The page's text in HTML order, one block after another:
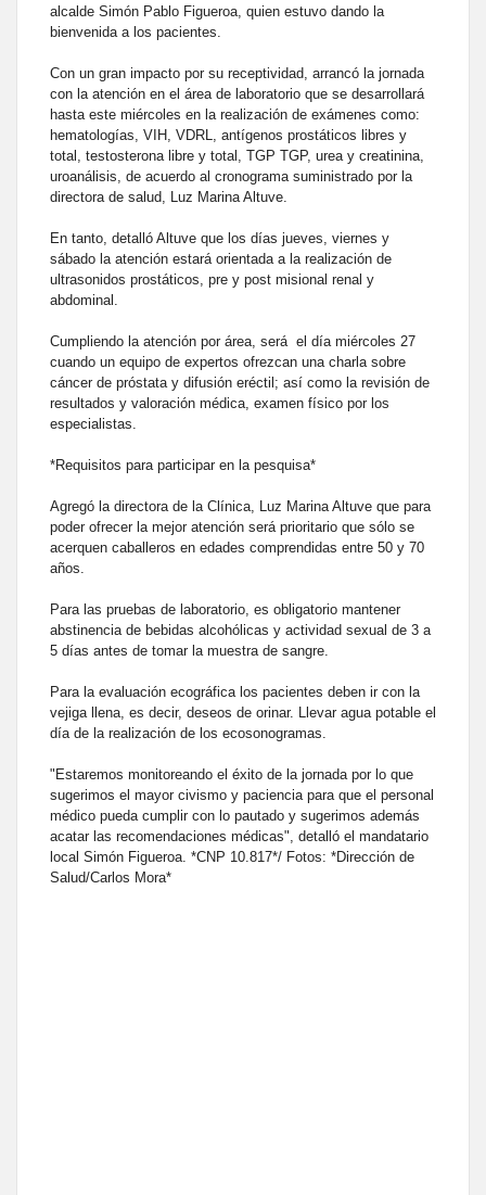
alcalde Simón Pablo Figueroa, quien estuvo dando la
bienvenida a los pacientes.
Con un gran impacto por su receptividad, arrancó la jornada
con la atención en el área de laboratorio que se desarrollará
hasta este miércoles en la realización de exámenes como:
hematologías, VIH, VDRL, antígenos prostáticos libres y
total, testosterona libre y total, TGP TGP, urea y creatinina,
uroanálisis, de acuerdo al cronograma suministrado por la
directora de salud, Luz Marina Altuve.
En tanto, detalló Altuve que los días jueves, viernes y
sábado la atención estará orientada a la realización de
ultrasonidos prostáticos, pre y post misional renal y
abdominal.
Cumpliendo la atención por área, será el día miércoles 27
cuando un equipo de expertos ofrezcan una charla sobre
cáncer de próstata y difusión eréctil; así como la revisión de
resultados y valoración médica, examen físico por los
especialistas.
*Requisitos para participar en la pesquisa*
Agregó la directora de la Clínica, Luz Marina Altuve que para
poder ofrecer la mejor atención será prioritario que sólo se
acerquen caballeros en edades comprendidas entre 50 y 70
años.
Para las pruebas de laboratorio, es obligatorio mantener
abstinencia de bebidas alcohólicas y actividad sexual de 3 a
5 días antes de tomar la muestra de sangre.
Para la evaluación ecográfica los pacientes deben ir con la
vejiga llena, es decir, deseos de orinar. Llevar agua potable el
día de la realización de los ecosonogramas.
"Estaremos monitoreando el éxito de la jornada por lo que
sugerimos el mayor civismo y paciencia para que el personal
médico pueda cumplir con lo pautado y sugerimos además
acatar las recomendaciones médicas", detalló el mandatario
local Simón Figueroa. *CNP 10.817*/ Fotos: *Dirección de
Salud/Carlos Mora*